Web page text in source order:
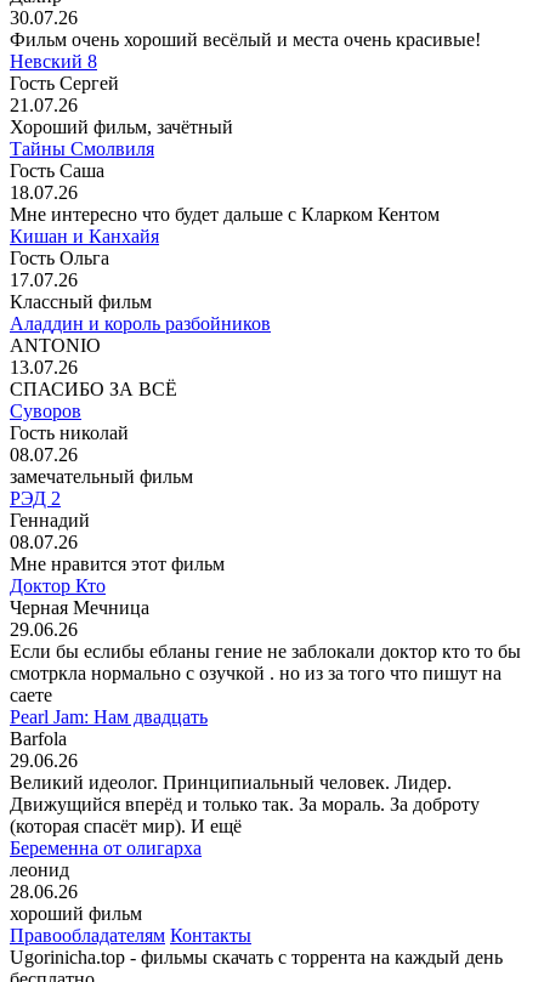
30.07.26
Фильм очень хороший весёлый и места очень красивые!
Невский 8
Гость Сергей
21.07.26
Хороший фильм, зачётный
Тайны Смолвиля
Гость Саша
18.07.26
Мне интересно что будет дальше с Кларком Кентом
Кишан и Канхайя
Гость Ольга
17.07.26
Классный фильм
Аладдин и король разбойников
ANTONIO
13.07.26
СПАСИБО ЗА ВСЁ
Суворов
Гость николай
08.07.26
замечательный фильм
РЭД 2
Геннадий
08.07.26
Мне нравится этот фильм
Доктор Кто
Черная Мечница
29.06.26
Если бы еслибы ебланы гение не заблокали доктор кто то бы
смотркла нормально с озучкой . но из за того что пишут на
саете
Pearl Jam: Нам двадцать
Barfola
29.06.26
Великий идеолог. Принципиальный человек. Лидер.
Движущийся вперёд и только так. За мораль. За доброту
(которая спасёт мир). И ещё
Беременна от олигарха
леонид
28.06.26
хороший фильм
Правообладателям Контакты
Ugorinicha.top - фильмы скачать с торрента на каждый день